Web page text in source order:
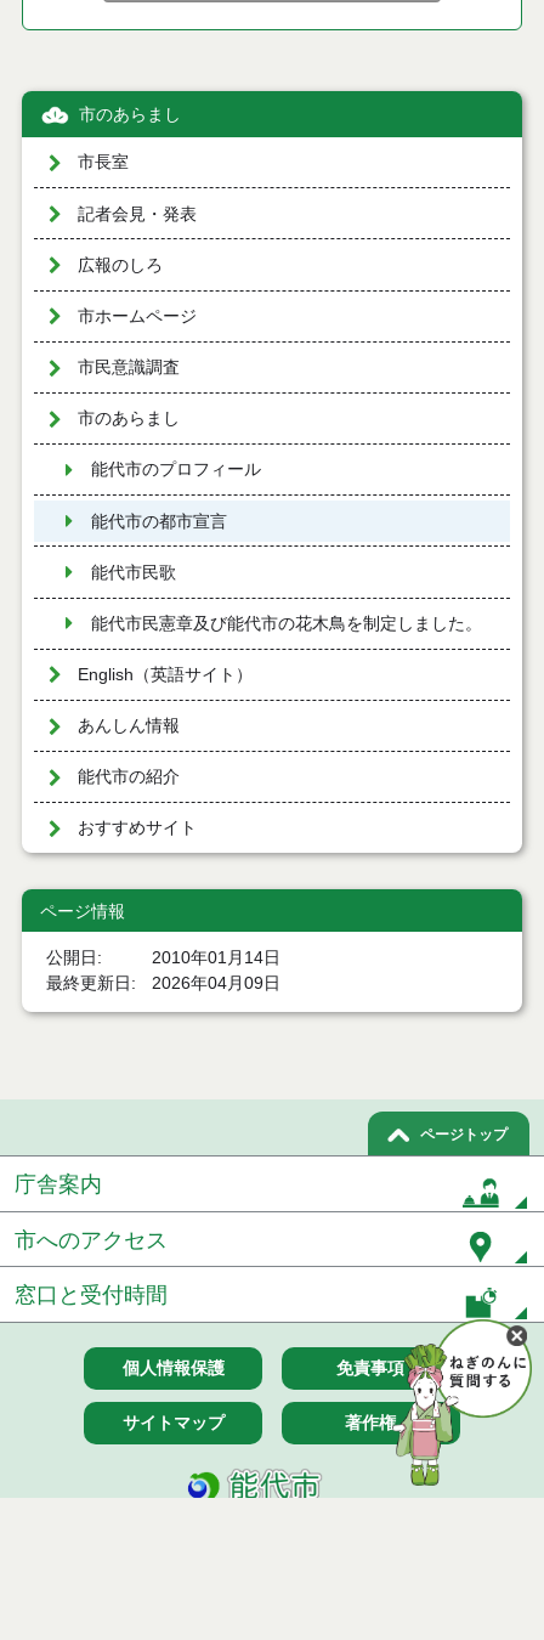
市のあらまし
市長室
記者会見・発表
広報のしろ
市ホームページ
市民意識調査
市のあらまし
能代市のプロフィール
能代市の都市宣言
能代市民歌
能代市民憲章及び能代市の花木鳥を制定しました。
English（英語サイト）
あんしん情報
能代市の紹介
おすすめサイト
ページ情報
公開日
2010年01月14日
最終更新日
2026年04月09日
ページトップ
庁舎案内
市へのアクセス
窓口と受付時間
個人情報保護 免責事項
サイトマップ 著作権